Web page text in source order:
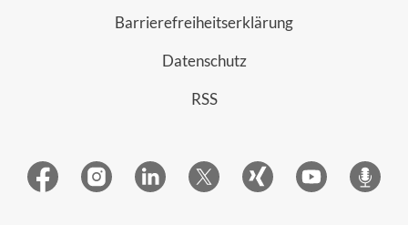
Barrierefreiheitserklärung
Datenschutz
RSS